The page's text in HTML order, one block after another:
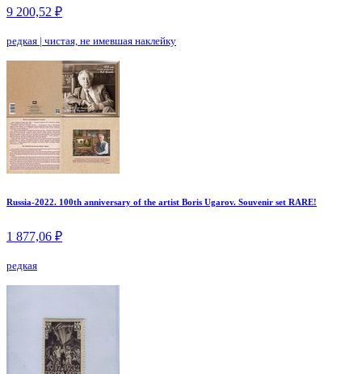
9 200,52 ₽
редкая | чистая, не имевшая наклейку
Russia-2022. 100th anniversary of the artist Boris Ugarov. Souvenir set RARE!
1 877,06 ₽
редкая